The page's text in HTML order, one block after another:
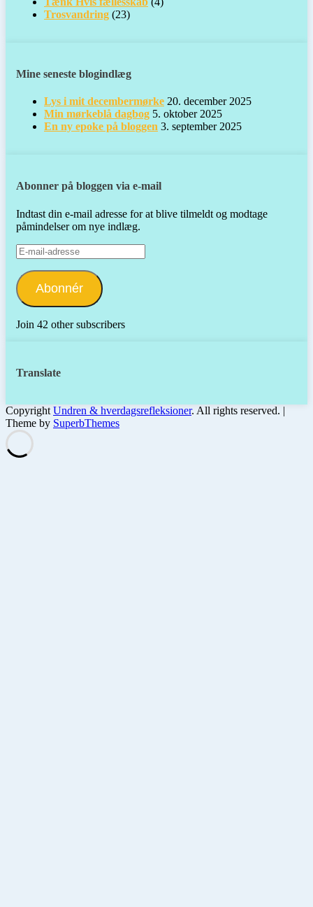
Trosvandring (23)
Mine seneste blogindlæg
Lys i mit decembermørke 20. december 2025
Min mørkeblå dagbog 5. oktober 2025
En ny epoke på bloggen 3. september 2025
Abonner på bloggen via e-mail
Indtast din e-mail adresse for at blive tilmeldt og modtage
påmindelser om nye indlæg.
E-
mail-
adresse
Abonnér
Join 42 other subscribers
Translate
Copyright Undren & hverdagsrefleksioner. All rights reserved. |
Theme by SuperbThemes